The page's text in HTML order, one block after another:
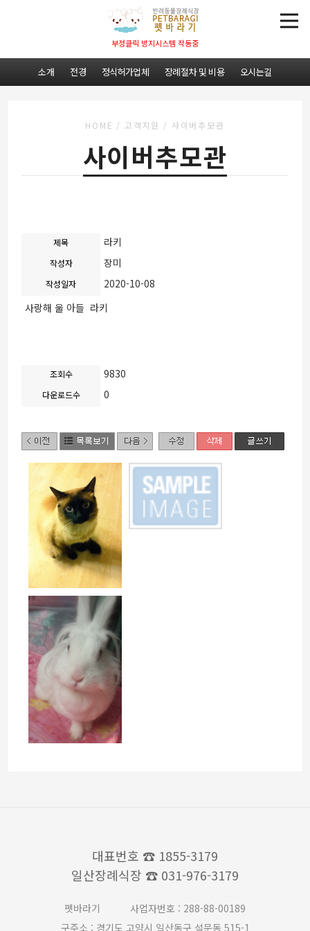
부정클릭 방지시스템 작동중
소개 전경 정식허가업체 장례절차 및 비용 오시는길
HOME /고객지원 / 사이버추모관
사이버추모관
제목 라키
작성자 장미
작성일자
2020-10-08
사랑해 울 아들 라키
조회수 9830
다운로드수 0
대표번호 ☎ 1855-3179
일산장례식장 ☎ 031-976-3179
펫바라기
사업자번호 : 288-88-00189
구주소 : 경기도 고양시 일산동구 설문동 515-1